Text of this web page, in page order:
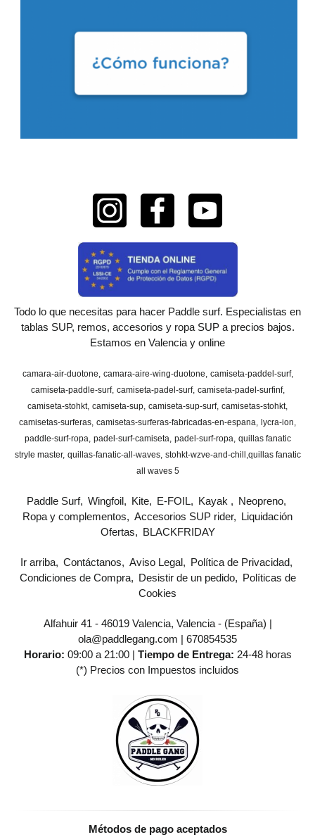
Todo lo que necesitas para hacer Paddle surf. Especialistas en
tablas SUP, remos, accesorios y ropa SUP a precios bajos.
Estamos en Valencia y online
camara-air-duotone camara-aire-wing-duotone camiseta-paddel-surf
camiseta-paddle-surf camiseta-padel-surf camiseta-padel-surfinf
camiseta-stohkt camiseta-sup camiseta-sup-surf camisetas-stohkt
camisetas-surferas camisetas-surferas-fabricadas-en-espana lycra-ion
paddle-surf-ropa padel-surf-camiseta padel-surf-ropa quillas fanatic
stryle master quillas-fanatic-all-waves stohkt-wzve-and-chill ​quillas fanatic
all waves 5
Paddle Surf Wingfoil Kite E-FOIL Kayak
Neopreno
Ropa y complementos
Accesorios SUP rider
Liquidación
Ofertas
BLACKFRIDAY
Ir arriba Contáctanos Aviso Legal
Política de Privacidad
Condiciones de Compra
Desistir de un pedido
Políticas de
Cookies
Alfahuir 41 - 46019 Valencia, Valencia - (España) |
ola@paddlegang.com | 670854535
Horario: 09:00 a 21:00 | Tiempo de Entrega: 24-48 horas
(*) Precios con Impuestos incluidos
Métodos de pago aceptados